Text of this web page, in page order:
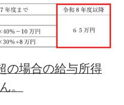
の場合の給与所得
。